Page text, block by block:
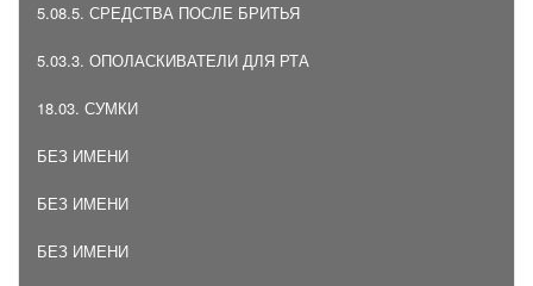
5.08.5. СРЕДСТВА ПОСЛЕ БРИТЬЯ
5.03.3. ОПОЛАСКИВАТЕЛИ ДЛЯ РТА
18.03. СУМКИ
БЕЗ ИМЕНИ
БЕЗ ИМЕНИ
БЕЗ ИМЕНИ